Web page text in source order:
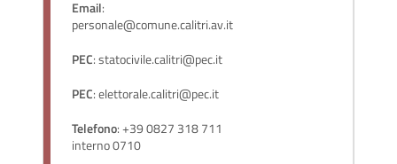
Email:
personale@comune.calitri.av.it
PEC: statocivile.calitri@pec.it
PEC: elettorale.calitri@pec.it
Telefono: +39 0827 318 711
interno 0710